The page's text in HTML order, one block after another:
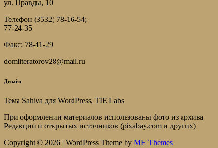
ул. Правды, 10
Телефон (3532) 78-16-54;
77-24-35
Факс: 78-41-29
domliteratorov28@mail.ru
Дизайн
Тема Sahiva для WordPress, TIE Labs
При оформлении материалов использованы фото из архива
Редакции и открытых источников (pixabay.com и других)
Copyright © 2026 | WordPress Theme by MH Themes